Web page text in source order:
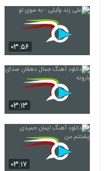
۰۳:۵۶
۰۳:۱۳
۰۳:۱۷